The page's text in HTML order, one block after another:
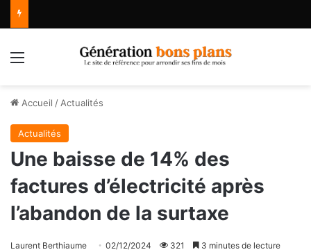
Menu
Accueil /Actualités
Actualités
Une baisse de 14% des
factures d’électricité après
l’abandon de la surtaxe
Laurent Berthiaume 02/12/2024 321 3 minutes de lecture